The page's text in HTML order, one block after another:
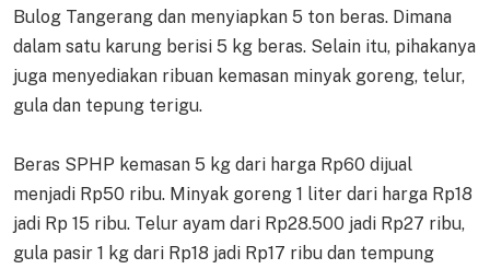
Bulog Tangerang dan menyiapkan 5 ton beras. Dimana
dalam satu karung berisi 5 kg beras. Selain itu, pihakanya
juga menyediakan ribuan kemasan minyak goreng, telur,
gula dan tepung terigu.
Beras SPHP kemasan 5 kg dari harga Rp60 dijual
menjadi Rp50 ribu. Minyak goreng 1 liter dari harga Rp18
jadi Rp 15 ribu. Telur ayam dari Rp28.500 jadi Rp27 ribu,
gula pasir 1 kg dari Rp18 jadi Rp17 ribu dan tempung